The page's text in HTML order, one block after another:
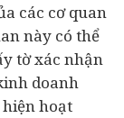
các cơ quan
này có thể
tờ xác nhận
doanh
hoạt